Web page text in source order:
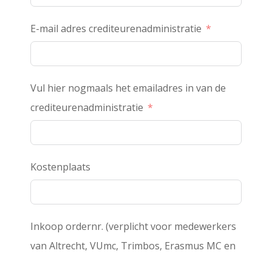
E-mail adres crediteurenadministratie
Vul hier nogmaals het emailadres in van de
crediteurenadministratie
Kostenplaats
Inkoop ordernr. (verplicht voor medewerkers
van Altrecht, VUmc, Trimbos, Erasmus MC en